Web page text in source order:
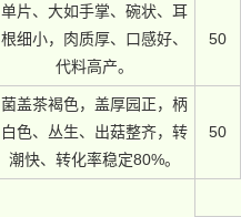
单片、大如手掌、碗状、耳
根细小，肉质厚、口感好、
代料高产。
50
菌盖茶褐色，盖厚园正，柄
白色、丛生、出菇整齐，转
潮快、转化率稳定80%。
50